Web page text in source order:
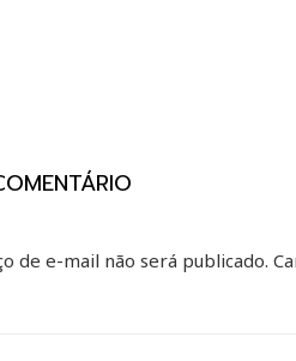
de e-mail não será publicado.